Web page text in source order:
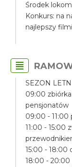
Środek
Konkurs: na
najlepszy
SEZON
09:00
pensjonatów
09:00 - 11:00
11:00 - 15:00
15:00 - 18:00
18:00 -